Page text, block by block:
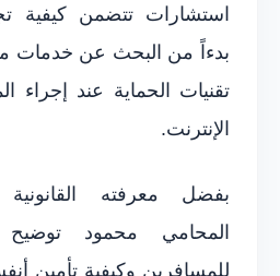
استشارات تتضمن كيفية
بدءاً من البحث عن خدمات
تقنيات الحماية عند إجراء
الإنترنت.
بفضل معرفته
المحامي محمود توضيح
للمسافرين وكيفية تأمين